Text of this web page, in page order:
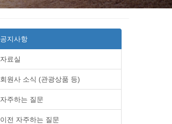
공지사항
자료실
회원사 소식 (관광상품 등)
자주하는 질문
이전 자주하는 질문